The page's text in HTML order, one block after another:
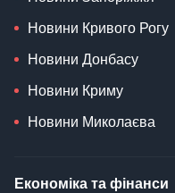
Новини Кривого Рогу
Новини Донбасу
Новини Криму
Новини Миколаєва
Економіка та фінанси